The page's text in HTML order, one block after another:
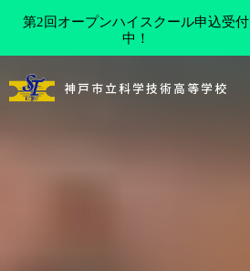
ン
神戸市立科学技術高等学校
第2回オープンハイスクール申込受付
中！